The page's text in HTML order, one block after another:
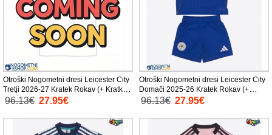
Otroški Nogometni dresi Leicester City
Tretji 2026-27 Kratek Rokav (+ Kratke
hlače)
96.13€ 27.95€
Otroški Nogometni dresi Leicester City
Domači 2025-26 Kratek Rokav (+
Kratke hlače)
96.13€ 27.95€